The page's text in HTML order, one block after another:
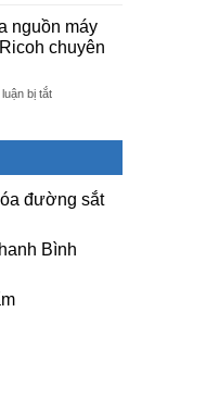
công
ty
sau
sát
văn
phòng
giá
Yên,
Phòng-
sau
nguồn máy
chuyên
bị tắtở
photocopy
chuyên
nghiệp
đường sắt
Bình